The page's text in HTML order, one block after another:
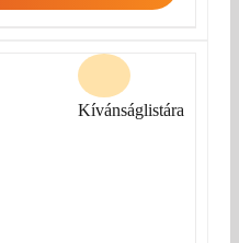
Kívánságlistára